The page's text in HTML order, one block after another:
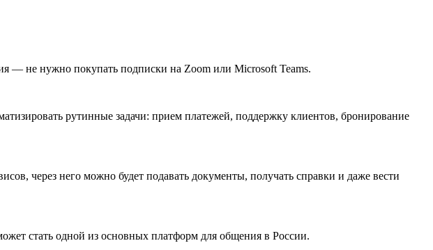
— не нужно покупать подписки на Zoom или Microsoft Teams.
рутинные задачи: прием платежей, поддержку клиентов, бронирование
через него можно будет подавать документы, получать справки и даже вести
стать одной из основных платформ для общения в России.